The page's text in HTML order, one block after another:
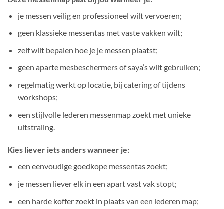
je messen veilig en professioneel wilt vervoeren;
geen klassieke messentas met vaste vakken wilt;
zelf wilt bepalen hoe je je messen plaatst;
geen aparte mesbeschermers of saya’s wilt gebruiken;
regelmatig werkt op locatie, bij catering of tijdens
workshops;
een stijlvolle lederen messenmap zoekt met unieke
uitstraling.
Kies liever iets anders wanneer je:
een eenvoudige goedkope messentas zoekt;
je messen liever elk in een apart vast vak stopt;
een harde koffer zoekt in plaats van een lederen map;